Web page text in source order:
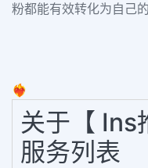
粉都能有效转化为自己
❤️‍🔥
关于【 Ins
服务列表